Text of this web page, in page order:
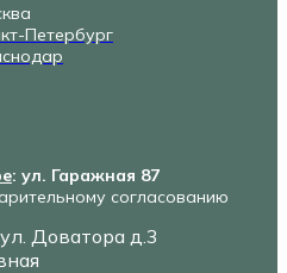
Петербург
: ул. Гаражная 87
согласованию
Доватора д.3